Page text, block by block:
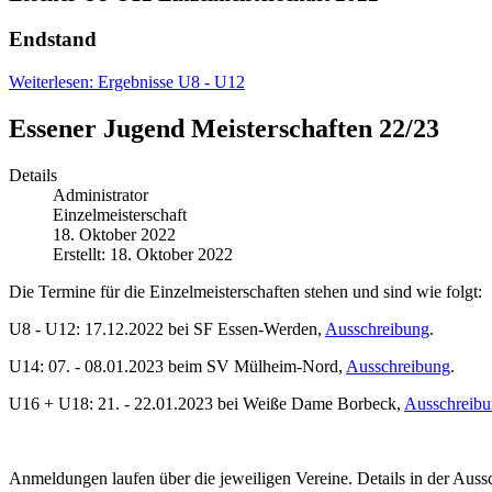
Endstand
Weiterlesen: Ergebnisse U8 - U12
Essener Jugend Meisterschaften 22/23
Details
Administrator
Einzelmeisterschaft
18. Oktober 2022
Erstellt: 18. Oktober 2022
Die Termine für die Einzelmeisterschaften stehen und sind wie folgt:
U8 - U12: 17.12.2022 bei SF Essen-Werden, Ausschreibung.
U14: 07. - 08.01.2023 beim SV Mülheim-Nord, Ausschreibung.
U16 + U18: 21. - 22.01.2023 bei Weiße Dame Borbeck,
Anmeldungen laufen über die jeweiligen Vereine. Details in der